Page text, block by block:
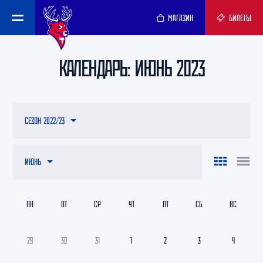
МАГАЗИН БИЛЕТЫ
КАЛЕНДАРЬ: ИЮНЬ 2023
ИЮНЬ
СЕЗОН 2022/23
29 30 31 1 2 3 4
ПН ВТ СР ЧТ ПТ СБ ВС